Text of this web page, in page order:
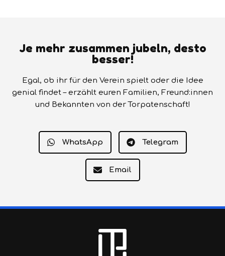
Je mehr zusammen jubeln, desto
besser!
Egal, ob ihr für den Verein spielt oder die Idee
genial findet – erzählt euren Familien, Freund:innen
und Bekannten von der Torpatenschaft!
WhatsApp Telegram
Email